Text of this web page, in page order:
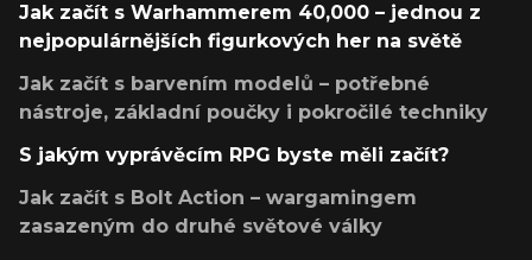
Jak začít s Warhammerem 40,000 – jednou z
nejpopulárnějších figurkových her na světě
Jak začít s barvením modelů – potřebné
nástroje, základní poučky i pokročilé techniky
S jakým vyprávěcím RPG byste měli začít?
Jak začít s Bolt Action – wargamingem
zasazeným do druhé světové války